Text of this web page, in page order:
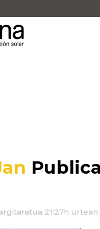
21:27h urtean